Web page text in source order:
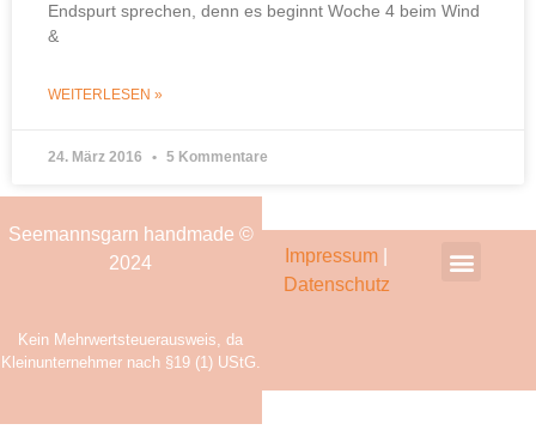
Endspurt sprechen, denn es beginnt Woche 4 beim Wind
&
WEITERLESEN »
24. März 2016 5 Kommentare
Seemannsgarn handmade ©
2024
Kein Mehrwertsteuerausweis, da
Kleinunternehmer nach §19 (1) UStG.
Impressum
Datenschutz